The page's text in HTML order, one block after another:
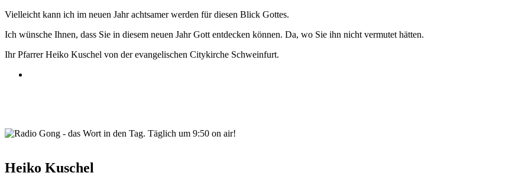
Vielleicht kann ich im neuen Jahr achtsamer werden für diesen Blick Gottes.
Ich wünsche Ihnen, dass Sie in diesem neuen Jahr Gott entdecken können. Da, wo Sie ihn nicht vermutet hätten.
Ihr Pfarrer Heiko Kuschel von der evangelischen Citykirche Schweinfurt.
Heiko Kuschel